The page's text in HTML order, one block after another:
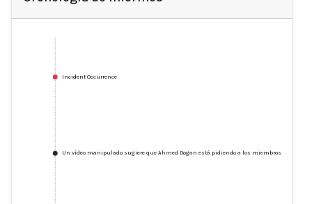
Incident Occurrence
Un vídeo manipulado sugiere que Ahmed Dogan está pidiendo a los miembros del MRF